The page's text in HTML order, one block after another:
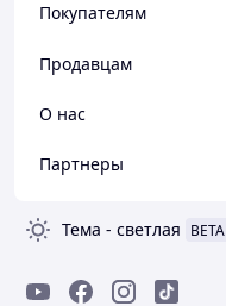
Покупателям
Продавцам
О нас
Партнеры
Тема - светлая BETA